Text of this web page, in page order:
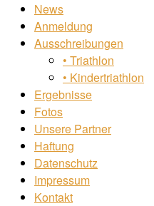
News
Anmeldung
Ausschreibungen
• Triathlon
• Kindertriathlon
Ergebnisse
Fotos
Unsere Partner
Haftung
Datenschutz
Impressum
Kontakt